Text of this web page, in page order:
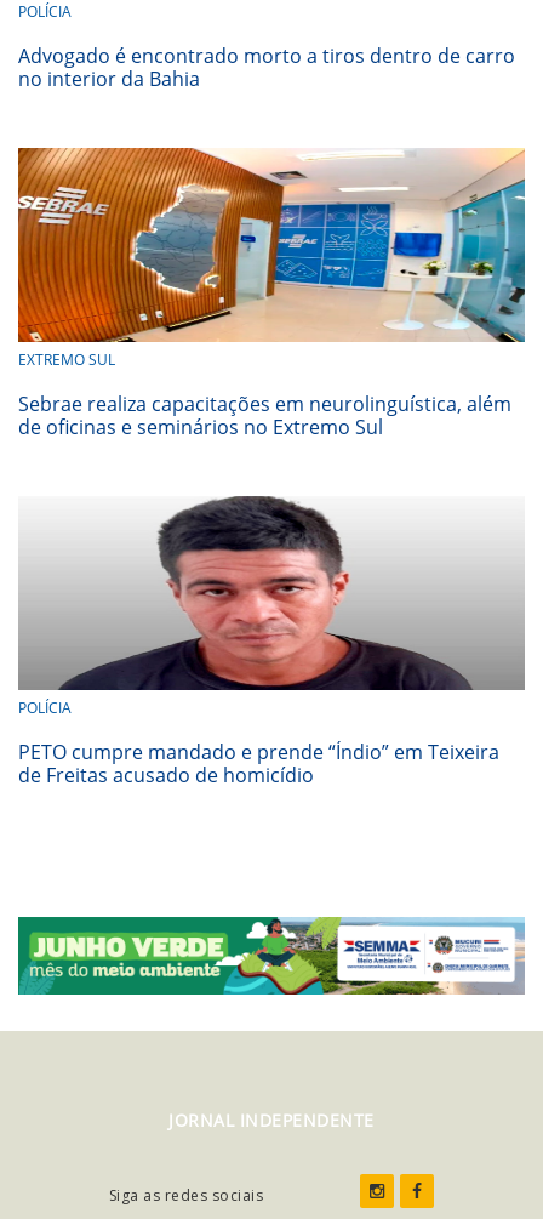
POLÍCIA
Advogado é encontrado morto a tiros dentro de carro
no interior da Bahia
EXTREMO SUL
Sebrae realiza capacitações em neurolinguística, além
de oficinas e seminários no Extremo Sul
POLÍCIA
PETO cumpre mandado e prende “Índio” em Teixeira
de Freitas acusado de homicídio
JORNAL INDEPENDENTE
Siga as redes sociais